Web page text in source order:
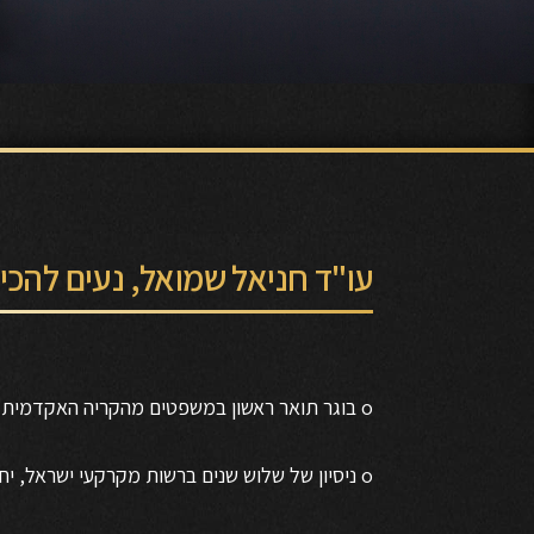
עו"ד חניאל שמואל, נעים
o בוגר תואר ראשון במשפטים מהקריה האקדמית אונו.
o ניסיון של שלוש שנים ברשות מקרקעי ישראל, יחידה של משרד האוצר.